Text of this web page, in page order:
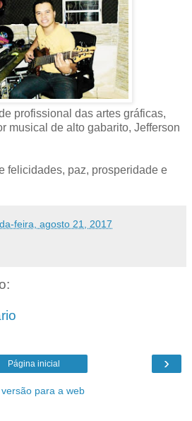
profissional das artes gráficas,
musical de alto gabarito, Jefferson
felicidades, paz, prosperidade e
feira, agosto 21, 2017
›
Página inicial
versão para a web